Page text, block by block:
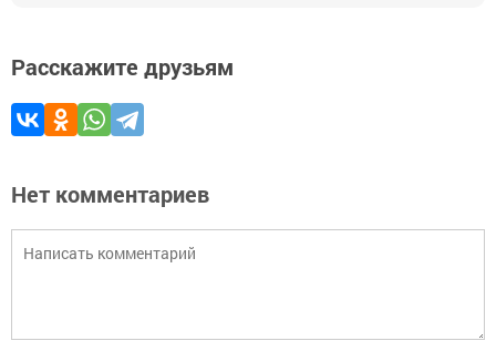
Расскажите друзьям
Нет комментариев